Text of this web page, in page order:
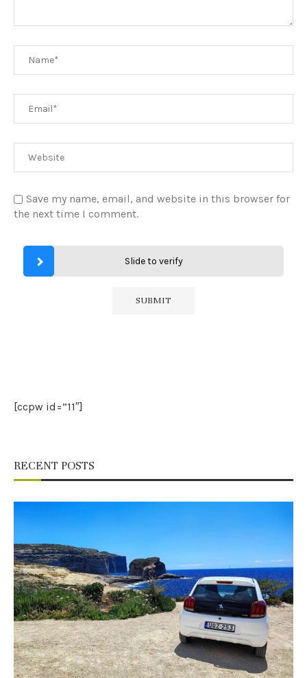
Save my name, email, and website in this browser for
the next time I comment.
Slide to verify
[ccpw id=”11″]
RECENT POSTS